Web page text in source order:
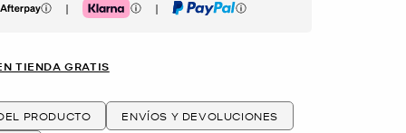
| Klarna | PayPal
TIENDA GRATIS
PRODUCTO ENVÍOS Y DEVOLUCIONES